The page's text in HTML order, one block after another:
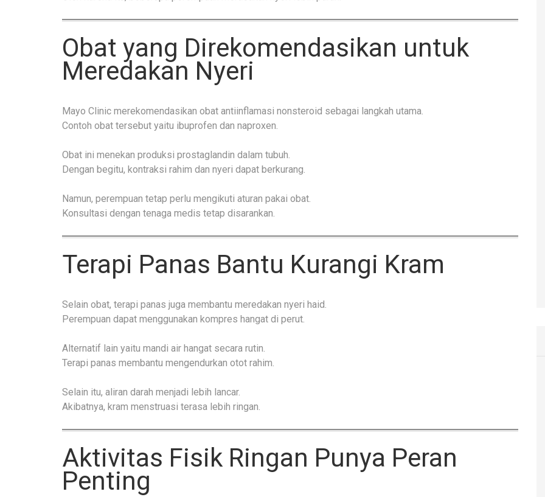
Obat yang Direkomendasikan untuk
Meredakan Nyeri
Mayo Clinic merekomendasikan obat antiinflamasi nonsteroid sebagai langkah utama.
Contoh obat tersebut yaitu ibuprofen dan naproxen.
Obat ini menekan produksi prostaglandin dalam tubuh.
Dengan begitu, kontraksi rahim dan nyeri dapat berkurang.
Namun, perempuan tetap perlu mengikuti aturan pakai obat.
Konsultasi dengan tenaga medis tetap disarankan.
Terapi Panas Bantu Kurangi Kram
Selain obat, terapi panas juga membantu meredakan nyeri haid.
Perempuan dapat menggunakan kompres hangat di perut.
Alternatif lain yaitu mandi air hangat secara rutin.
Terapi panas membantu mengendurkan otot rahim.
Selain itu, aliran darah menjadi lebih lancar.
Akibatnya, kram menstruasi terasa lebih ringan.
Aktivitas Fisik Ringan Punya Peran
Penting